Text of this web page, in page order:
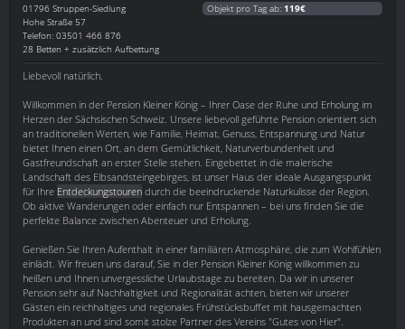
01796 Struppen-Siedlung
Hohe Straße 57
Telefon: 03501 466 876
28 Betten + zusätzlich Aufbettung
Objekt pro Tag ab: 119€
Liebevoll natürlich.
Willkommen in der Pension Kleiner König – Ihrer Oase der Ruhe und Erholung im
Herzen der Sächsischen Schweiz. Unsere liebevoll geführte Pension orientiert sich
an traditionellen Werten, wie Familie, Heimat, Genuss, Entspannung und Natur
bietet Ihnen einen Ort, an dem Gemütlichkeit, Naturverbundenheit und
Gastfreundschaft an erster Stelle stehen. Eingebettet in die malerische
Landschaft des Elbsandsteingebirges, ist unser Haus der ideale Ausgangspunkt
für Ihre Entdeckungstouren durch die beeindruckende Naturkulisse der Region.
Ob aktive Wanderungen oder einfach nur Entspannen – bei uns finden Sie die
perfekte Balance zwischen Abenteuer und Erholung.
Genießen Sie Ihren Aufenthalt in einer familiären Atmosphäre, die zum Wohlfühlen
einlädt. Wir freuen uns darauf, Sie in der Pension Kleiner König willkommen zu
heißen und Ihnen unvergessliche Urlaubstage zu bereiten. Da wir in unserer
Pension sehr auf Nachhaltigkeit und Regionalität achten, bieten wir unserer
Gästen ein reichhaltiges und regionales Frühstücksbuffet mit hausgemachten
Produkten an und sind somit stolze Partner des Vereins "Gutes von Hier".